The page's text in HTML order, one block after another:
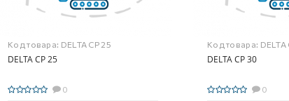
Код товара: DELTA CP 25
DELTA CP 25
0
Код товара: DELTA
DELTA CP 30
0